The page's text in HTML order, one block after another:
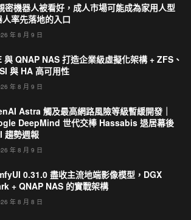
密機器人被看好，成人市場可能成為家用人型
人率先落地的入口
年 8 月 9 日
與 QNAP NAS 打造企業級虛擬化架構 + ZFS、
與 HA 高可用性
年 8 月 9 日
Astra 觸及最高網路風險等級暫緩開發｜
DeepMind 世代交棒 Hassabis 退居幕後
趨勢週報
年 8 月 9 日
0.31.0 盡收主流地端影像模型，DGX
+ QNAP NAS 的實戰架構
年 8 月 8 日